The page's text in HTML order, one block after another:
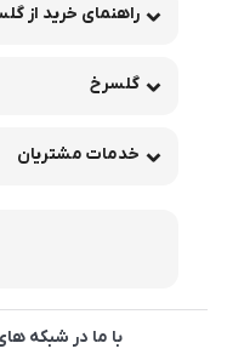
راهنمای خرید از
گلسرخ
خدمات مشتریان
با ما در شبکه